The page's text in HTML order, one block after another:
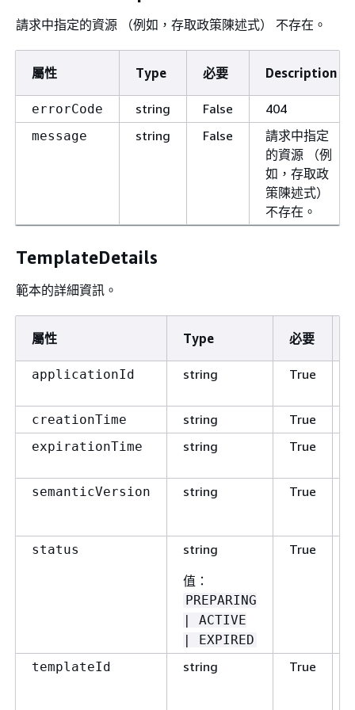
請求中指定的資源 （例如，存取政策陳述式） 不存在。
屬性 Type 必要 Description
errorCode string False 404
message string False
請求中指定
的資源 （例
如，存取政
策陳述式）
不存在。
TemplateDetails
範本的詳細資訊。
屬性 Type 必要
applicationId string True
creationTime string True
expirationTime string True
semanticVersion string True
status
string
值 ：
PREPARING
| ACTIVE
| EXPIRED
True
templateId string True